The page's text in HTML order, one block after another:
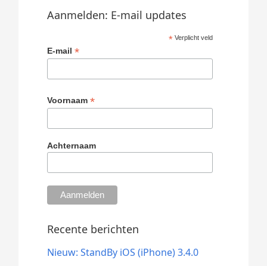
Aanmelden: E-mail updates
* Verplicht veld
E-mail*
Voornaam*
Achternaam
Recente berichten
Nieuw: StandBy iOS (iPhone) 3.4.0